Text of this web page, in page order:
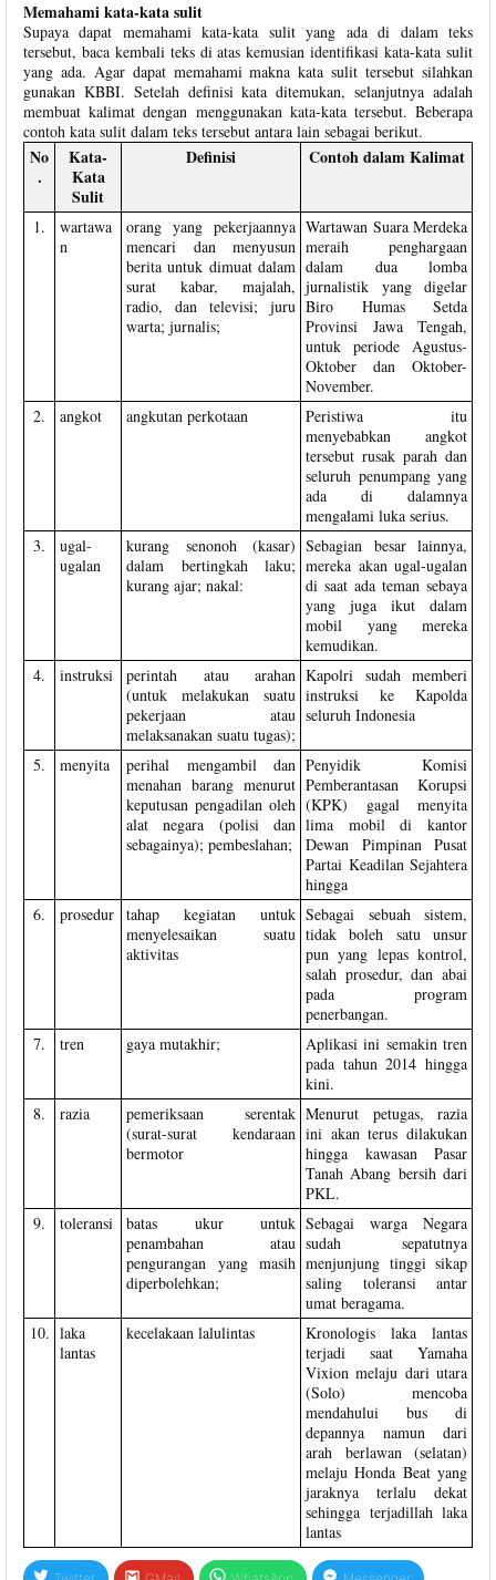
Memahami kata-kata sulit
Supaya dapat memahami kata-kata sulit yang ada di dalam teks
tersebut, baca kembali teks di atas kemusian identifikasi kata-kata sulit
yang ada. Agar dapat memahami makna kata sulit tersebut silahkan
gunakan KBBI. Setelah definisi kata ditemukan, selanjutnya adalah
membuat kalimat dengan menggunakan kata-kata tersebut. Beberapa
contoh kata sulit dalam teks tersebut antara lain sebagai berikut.
No
.
Kata-
Kata
Sulit
Definisi Contoh dalam Kalimat
1.
wartawa
n
orang yang pekerjaannya
mencari dan menyusun
berita untuk dimuat dalam
surat kabar, majalah,
radio, dan televisi; juru
warta; jurnalis;
Wartawan Suara Merdeka
meraih penghargaan
dalam dua lomba
jurnalistik yang digelar
Biro Humas Setda
Provinsi Jawa Tengah,
untuk periode Agustus-
Oktober dan Oktober-
November.
2.
angkot angkutan perkotaan
Peristiwa itu
menyebabkan angkot
tersebut rusak parah dan
seluruh penumpang yang
ada di dalamnya
mengalami luka serius.
3.
ugal-
ugalan
kurang senonoh (kasar)
dalam bertingkah laku;
kurang ajar; nakal:
Sebagian besar lainnya,
mereka akan ugal-ugalan
di saat ada teman sebaya
yang juga ikut dalam
mobil yang mereka
kemudikan.
4.
instruksi
perintah atau arahan
(untuk melakukan suatu
pekerjaan atau
melaksanakan suatu tugas);
Kapolri sudah memberi
instruksi ke Kapolda
seluruh Indonesia
5. menyita
perihal mengambil dan
menahan barang menurut
keputusan pengadilan oleh
alat negara (polisi dan
sebagainya); pembeslahan;
Penyidik Komisi
Pemberantasan Korupsi
(KPK) gagal menyita
lima mobil di kantor
Dewan Pimpinan Pusat
Partai Keadilan Sejahtera
hingga
6.
prosedur tahap kegiatan untuk
menyelesaikan suatu
aktivitas
Sebagai sebuah sistem,
tidak boleh satu unsur
pun yang lepas kontrol,
salah prosedur, dan abai
pada program
penerbangan.
7.
tren gaya mutakhir;
Aplikasi ini semakin tren
pada tahun 2014 hingga
kini.
8.
razia
pemeriksaan serentak
(surat-surat kendaraan
bermotor
Menurut petugas, razia
ini akan terus dilakukan
hingga kawasan Pasar
Tanah Abang bersih dari
PKL.
9.
toleransi
batas ukur untuk
penambahan atau
pengurangan yang masih
diperbolehkan;
Sebagai warga Negara
sudah sepatutnya
menjunjung tinggi sikap
saling toleransi antar
umat beragama.
10. laka
lantas
kecelakaan lalulintas
Kronologis laka lantas
terjadi saat Yamaha
Vixion melaju dari utara
(Solo) mencoba
mendahului bus di
depannya namun dari
arah berlawan (selatan)
melaju Honda Beat yang
jaraknya terlalu dekat
sehingga terjadillah laka
lantas